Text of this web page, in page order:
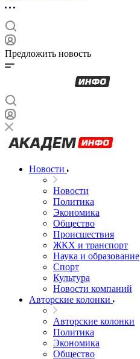
Предложить новость
Новости
Новости
Политика
Экономика
Общество
Происшествия
ЖКХ и транспорт
Наука и образование
Спорт
Культура
Новости компаний
Авторские колонки
Авторские колонки
Политика
Экономика
Общество